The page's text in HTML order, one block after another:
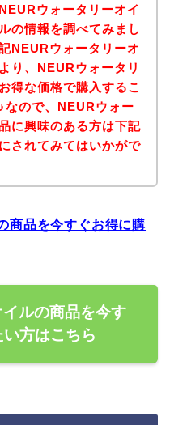
ウォータリーオイ
の情報を調べてみまし
NEURウォータリーオ
り、NEURウォータリ
得な価格で購入するこ
なので、NEURウォー
に興味のある方は下記
されてみてはいかがで
商品を今すぐお得に購
ルの商品を今す
方はこちら